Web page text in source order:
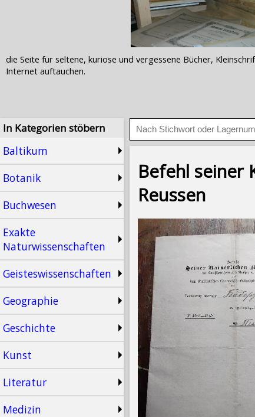
die Seite für seltene, kuriose und vergessene Bücher,
Internet auftauchen.
In Kategorien stöbern
Baltikum
Botanik
Buchwesen
Exakte
Naturwissenschaften
Geisteswissenschaften
Geographie
Geschichte
Kunst
Literatur
Medizin
Befehl seiner
Reussen